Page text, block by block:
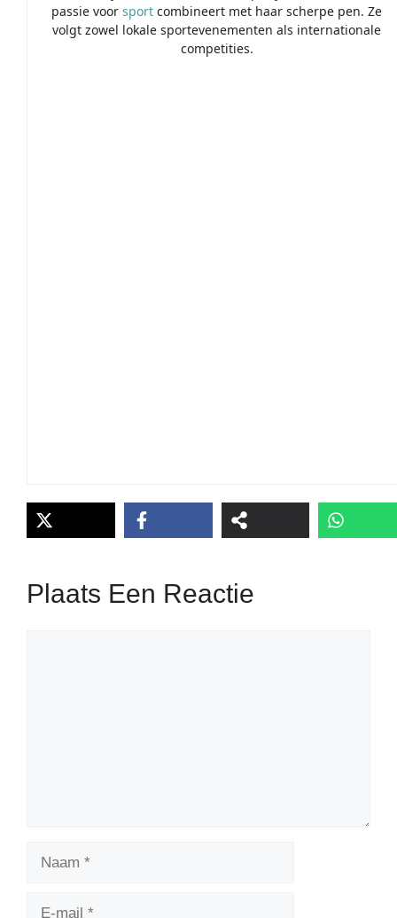
passie voor sport combineert met haar scherpe pen. Ze
volgt zowel lokale sportevenementen als internationale
competities.
Plaats Een Reactie